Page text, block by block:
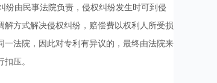
由民事法院负责，侵权纠纷发生时可到侵
方式解决侵权纠纷，赔偿费以权利人所受损
法院，因此对专利有异议的，最终由法院来
压。